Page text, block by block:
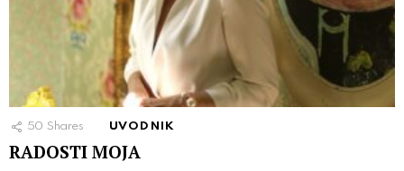
50 Shares UVODNIK
RADOSTI MOJA